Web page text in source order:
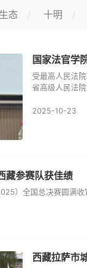
生态 十明
国家法官学
受最高人民法
省高级人民法
2025-10-23
藏参赛队获佳绩
）全国总决赛圆满
西藏拉萨市